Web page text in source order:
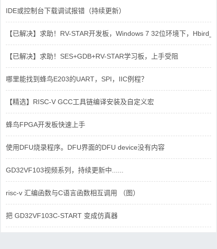
IDE或控制台下载调试报错（持续更新）
【已解决】求助！RV-STAR开发板，Windows 7 32位环境下，
【已解决】求助！SES+GDB+RV-STAR学习板，上手受阻
哪里能找到蜂鸟E203的UART，SPI，IIC例程？
【精选】RISC-V GCC工具链编译安装及自定义宏
蜂鸟FPGA开发板快速上手
使用DFU烧录程序。DFU界面的DFU device没有内容
GD32VF103视频系列，持续更新中......
risc-v 汇编函数与C语言函数相互调用 （图）
把 GD32VF103C-START 变成仿真器